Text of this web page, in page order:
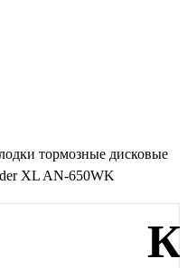
тормозные дисковые
XL AN-650WK